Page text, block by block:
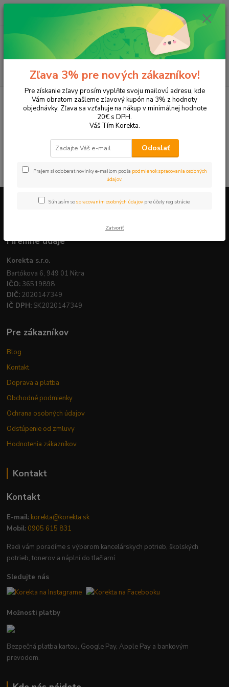
Hľadať
ks
za 0,00 EUR
Tonery a náplne do tlačiarní Konica Minolta Di1610
V tejto kategórii nebol nájdený žiadny tovar.
Firemné údaje
Korekta s.r.o.
Bartókova 6, 949 01 Nitra
IČO: 36519898
DIČ: 2020147349
IČ DPH: SK2020147349
Pre zákazníkov
Blog
Kontakt
Doprava a platba
Obchodné podmienky
Ochrana osobných údajov
Odstúpenie od zmluvy
Hodnotenia zákazníkov
Kontakt
Kontakt
E-mail: korekta@korekta.sk
Mobil: 0905 615 831
Radi vám poradíme s výberom kancelárskych potrieb, školských
potrieb, tonerov a náplní do tlačiarní.
Sledujte nás
Možnosti platby
Bezpečná platba kartou, Google Pay, Apple Pay a bankovým
prevodom.
Zľava 3% pre nových zákazníkov!
Pre získanie zľavy prosím vyplňte svoju mailovú adresu, kde
Vám obratom zašleme zľavový kupón na 3% z hodnoty
objednávky. Zľava sa vzťahuje na nákup v minimálnej hodnote
20€ s DPH.
Váš Tím Korekta.
Odoslať
Prajem si odoberať novinky e-mailom podľa podmienok spracovania osobných
údajov.
Súhlasím sospracovaním osobných údajov pre účely registrácie.
Zatvoriť